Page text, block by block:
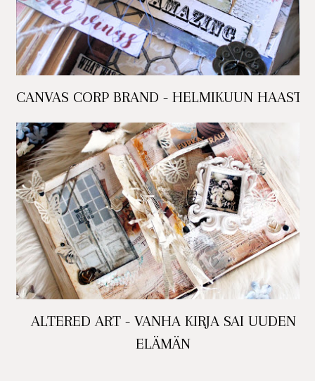
CANVAS CORP BRAND - HELMIKUUN HAASTE
ALTERED ART - VANHA KIRJA SAI UUDEN
ELÄMÄN